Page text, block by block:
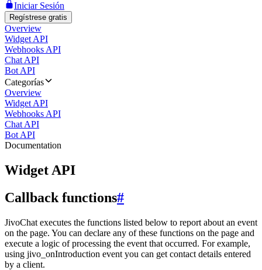
Iniciar Sesión
Regístrese gratis
Overview
Widget API
Webhooks API
Chat API
Bot API
Categorías
Overview
Widget API
Webhooks API
Chat API
Bot API
Documentation
Widget API
Callback functions#
JivoChat executes the functions listed below to report about an event
on the page. You can declare any of these functions on the page and
execute a logic of processing the event that occurred. For example,
using jivo_onIntroduction event you can get contact details entered
by a client.